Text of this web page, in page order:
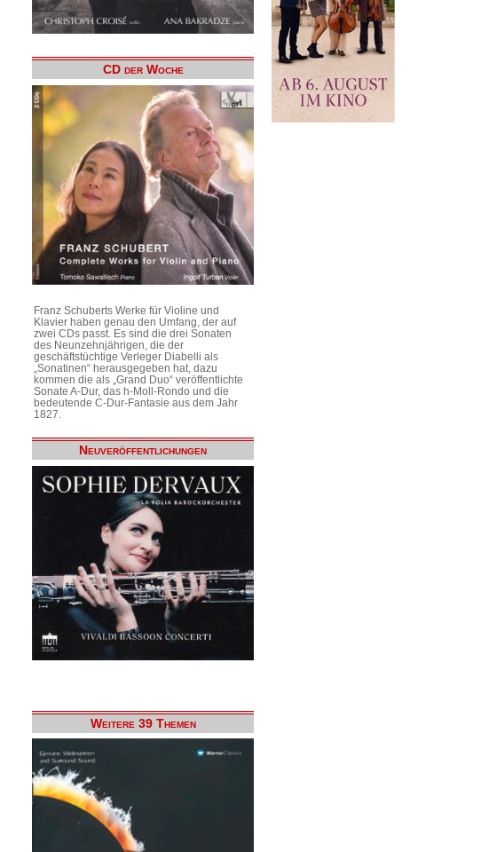
CD der Woche
Franz Schuberts Werke für Violine und
Klavier haben genau den Umfang, der auf
zwei CDs passt. Es sind die drei Sonaten
des Neunzehnjährigen, die der
geschäftstüchtige Verleger Diabelli als
„Sonatinen“ herausgegeben hat, dazu
kommen die als „Grand Duo“ veröffentlichte
Sonate A-Dur, das h-Moll-Rondo und die
bedeutende C-Dur-Fantasie aus dem Jahr
1827.
Neuveröffentlichungen
Weitere 39 Themen